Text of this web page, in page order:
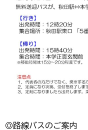
◎路線バスのご案内